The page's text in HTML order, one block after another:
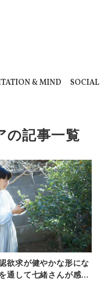
& MIND SOCIAL
の記事一覧
欲求が健やかな形にな
通して七緒さんが感じ